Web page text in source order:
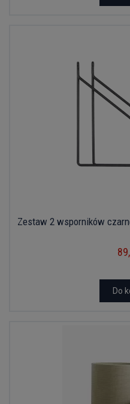
Zestaw 2 wsporników
Do